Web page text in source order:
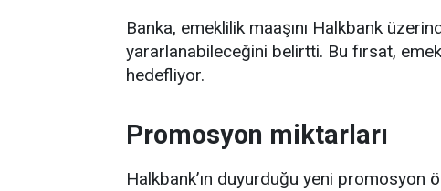
Banka, emeklilik maaşını Halkbank
yararlanabileceğini belirtti. Bu fırsat,
hedefliyor.
Promosyon miktarları
Halkbank’ın duyurduğu yeni promosyon